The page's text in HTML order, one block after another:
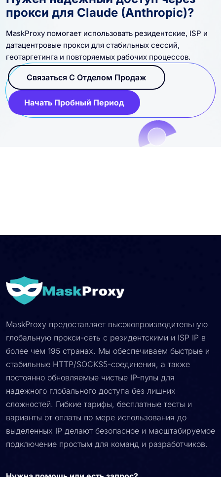
прокси для Claude (Anthropic)?
MaskProxy помогает использовать резидентские, ISP и
датацентровые прокси для стабильных сессий,
геотаргетинга и повторяемых рабочих процессов.
Связаться С Отделом Продаж
Начать Пробный Период
MaskProxy предоставляет высокопроизводительную
глобальную прокси-сеть с резидентскими и ISP IP в
более чем 195 странах. Мы обеспечиваем быстрые и
стабильные HTTP/SOCKS5-соединения, а также
постоянно обновляемые чистые IP-пулы для
надежного глобального доступа без лишних
сложностей. Гибкие тарифы, бесплатные тесты и
варианты от оплаты по мере использования до
выделенных IP делают безопасное и масштабируемое
подключение простым для команд и разработчиков.